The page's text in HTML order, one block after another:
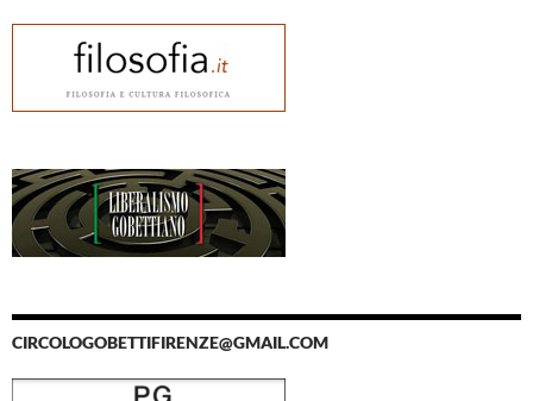
CIRCOLOGOBETTIFIRENZE@GMAIL.COM